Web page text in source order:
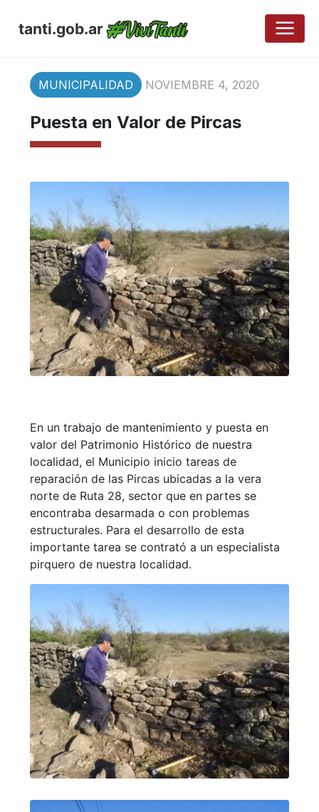
tanti.gob.ar
MUNICIPALIDAD NOVIEMBRE 4, 2020
Puesta en Valor de Pircas
En un trabajo de mantenimiento y puesta en
valor del Patrimonio Histórico de nuestra
localidad, el Municipio inicio tareas de
reparación de las Pircas ubicadas a la vera
norte de Ruta 28, sector que en partes se
encontraba desarmada o con problemas
estructurales. Para el desarrollo de esta
importante tarea se contrató a un especialista
pirquero de nuestra localidad.